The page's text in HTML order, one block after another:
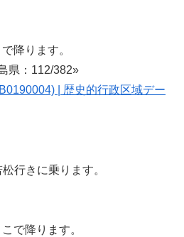
降ります。
県：112/382»
| 歴史的行政区域デー
行きに乗ります。
で降ります。